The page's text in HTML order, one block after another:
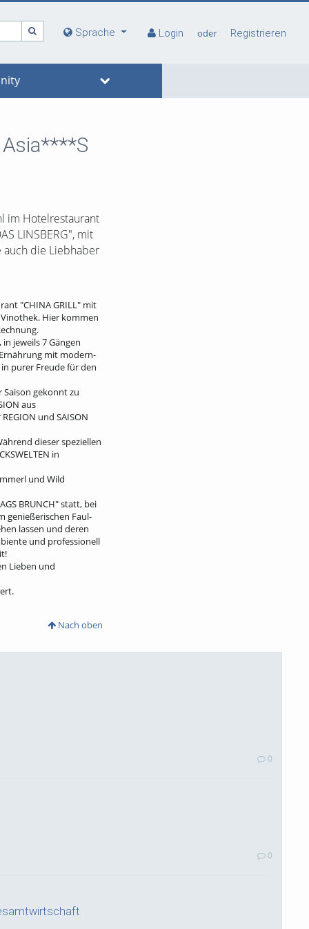
Sprache Login oder Registrieren
im Hotelrestaurant
LINSBERG", mit
auch die Liebhaber
"CHINA GRILL" mit
Hier kommen
jeweils 7 Gängen
mit modern-
purer Freude für den
Saison gekonnt zu
aus
und SAISON
dieser speziellen
in
und Wild
BRUNCH" statt, bei
genießerischen Faul-
lassen und deren
und professionell
Lieben und
Nach oben
0
0